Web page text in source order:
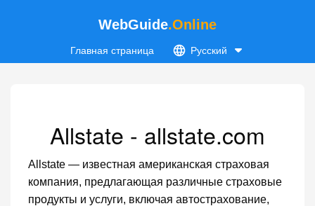
WebGuide.Online
Главная страница Русский
Allstate - allstate.com
Allstate — известная американская страховая
компания, предлагающая различные страховые
продукты и услуги, включая автострахование,